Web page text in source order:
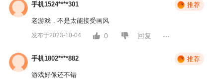
手机1524****301 推荐
老游戏，不是太能接受画风
发布于2023-10-04 0 回复
手机1802****882 推荐
游戏好像还不错